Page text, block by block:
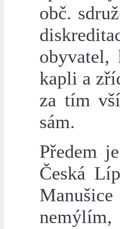
obč.
obyvatel,
kapli a
za tím
sám.
Předem
Česká